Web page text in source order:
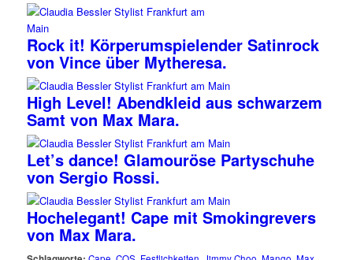
Rock it! Körperumspielender Satinrock
von Vince über Mytheresa.
High Level! Abendkleid aus schwarzem
Samt von Max Mara.
Let’s dance! Glamouröse Partyschuhe
von Sergio Rossi.
Hochelegant! Cape mit Smokingrevers
von Max Mara.